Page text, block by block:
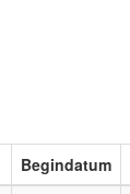
Begindatum